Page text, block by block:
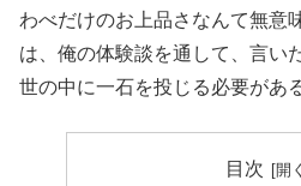
わべだけのお上品さなんて無意
は、俺の体験談を通して、言い
世の中に一石を投じる必要があ
目次